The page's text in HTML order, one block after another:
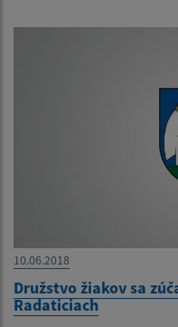
10.06.2018
Družstvo žiakov sa
Radaticiach